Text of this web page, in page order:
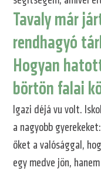
Tavaly már
rendhagyó
Hogyan
börtön falai
Igazi déjá vu volt.
a nagyobb
őket a valósággal,
egy medve jön,